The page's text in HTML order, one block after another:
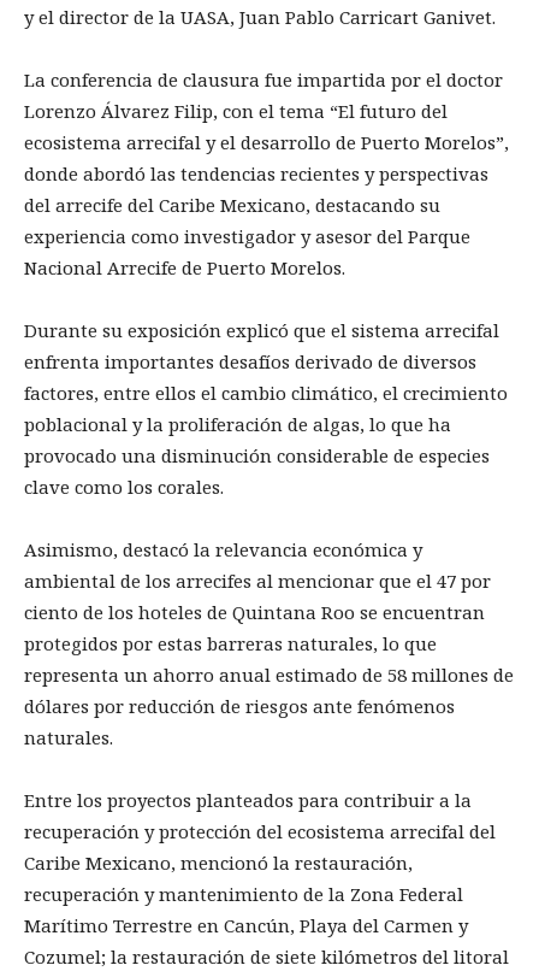
y el director de la UASA, Juan Pablo Carricart Ganivet.
La conferencia de clausura fue impartida por el doctor
Lorenzo Álvarez Filip, con el tema “El futuro del
ecosistema arrecifal y el desarrollo de Puerto Morelos”,
donde abordó las tendencias recientes y perspectivas
del arrecife del Caribe Mexicano, destacando su
experiencia como investigador y asesor del Parque
Nacional Arrecife de Puerto Morelos.
Durante su exposición explicó que el sistema arrecifal
enfrenta importantes desafíos derivado de diversos
factores, entre ellos el cambio climático, el crecimiento
poblacional y la proliferación de algas, lo que ha
provocado una disminución considerable de especies
clave como los corales.
Asimismo, destacó la relevancia económica y
ambiental de los arrecifes al mencionar que el 47 por
ciento de los hoteles de Quintana Roo se encuentran
protegidos por estas barreras naturales, lo que
representa un ahorro anual estimado de 58 millones de
dólares por reducción de riesgos ante fenómenos
naturales.
Entre los proyectos planteados para contribuir a la
recuperación y protección del ecosistema arrecifal del
Caribe Mexicano, mencionó la restauración,
recuperación y mantenimiento de la Zona Federal
Marítimo Terrestre en Cancún, Playa del Carmen y
Cozumel; la restauración de siete kilómetros del litoral